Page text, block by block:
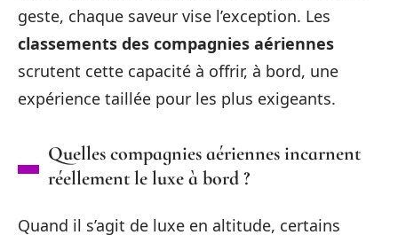
geste, chaque saveur vise l’exception. Les
classements des compagnies aériennes
scrutent cette capacité à offrir, à bord, une
expérience taillée pour les plus exigeants.
Quelles compagnies aériennes incarnent
réellement le luxe à bord ?
Quand il s’agit de luxe en altitude, certains